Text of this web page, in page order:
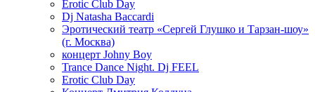
Erotic Club Day
Dj Natasha Baccardi
Эротический театр «Сергей Глушко и Тарзан-шоу»
(г. Москва)
концерт Johny Boy
Trance Dance Night. Dj FEEL
Erotic Club Day